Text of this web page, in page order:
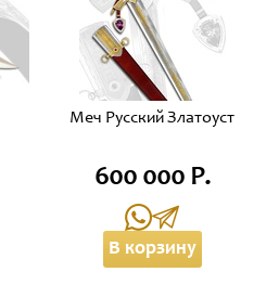
Меч Русский Златоуст
600 000 Р.
В корзину